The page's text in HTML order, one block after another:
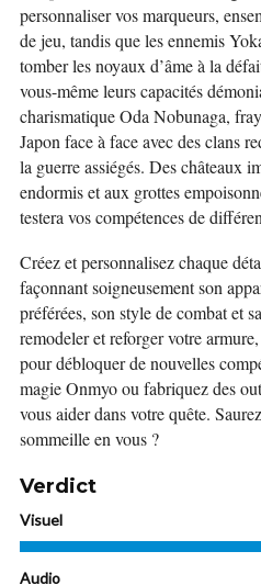
personnaliser vos marqueurs,
de jeu, tandis que les ennemis
tomber les noyaux d’âme à la
vous-même leurs capacités
charismatique Oda Nobunaga,
Japon face à face avec des clans
la guerre assiégés. Des châteaux
endormis et aux grottes
testera vos compétences de
Créez et personnalisez chaque
façonnant soigneusement son
préférées, son style de combat et
remodeler et reforger votre
pour débloquer de nouvelles
magie Onmyo ou fabriquez des
vous aider dans votre quête.
sommeille en vous ?
Verdict
Visuel
Audio